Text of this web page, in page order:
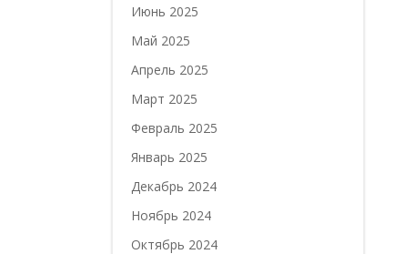
Июнь 2025
Май 2025
Апрель 2025
Март 2025
Февраль 2025
Январь 2025
Декабрь 2024
Ноябрь 2024
Октябрь 2024